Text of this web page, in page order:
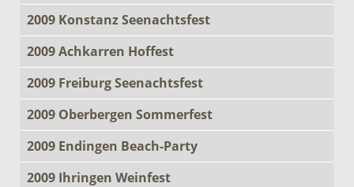
2009 Konstanz Seenachtsfest
2009 Achkarren Hoffest
2009 Freiburg Seenachtsfest
2009 Oberbergen Sommerfest
2009 Endingen Beach-Party
2009 Ihringen Weinfest